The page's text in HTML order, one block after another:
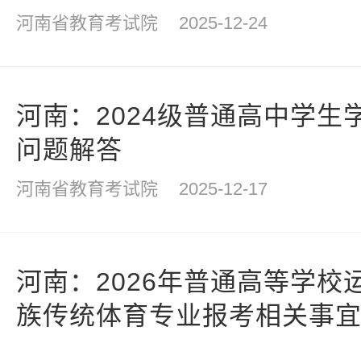
河南省教育考试院 2025-12-24
河南：2024级普通高中学生
问题解答
河南省教育考试院 2025-12-17
河南：2026年普通高等学校
族传统体育专业报考相关事